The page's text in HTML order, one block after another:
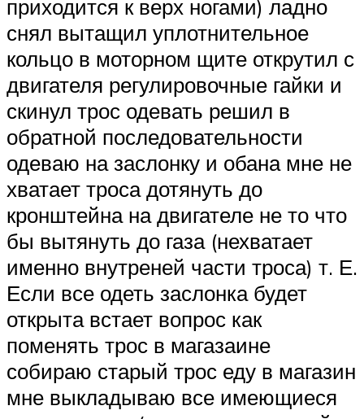
приходится к верх ногами) ладно
снял вытащил уплотнительное
кольцо в моторном щите открутил с
двигателя регулировочные гайки и
скинул трос одевать решил в
обратной последовательности
одеваю на заслонку и обана мне не
хватает троса дотянуть до
кронштейна на двигателе не то что
бы вытянуть до газа (нехватает
именно внутреней части троса) т. Е.
Если все одеть заслонка будет
открыта встает вопрос как
поменять трос в магазаине
собираю старый трос еду в магазин
мне выкладываю все имеющиеся